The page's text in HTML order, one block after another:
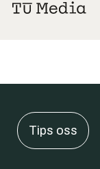
Tips oss